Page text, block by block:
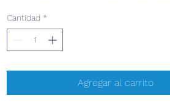
Cantidad *
Agregar al carrito